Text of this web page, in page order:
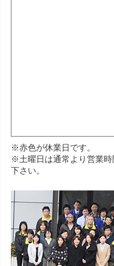
※赤色が休業日です。
※土曜日は通常より営業
下さい。